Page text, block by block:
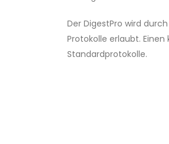
Der DigestPro wird
Protokolle erlaubt.
Standardprotokolle.